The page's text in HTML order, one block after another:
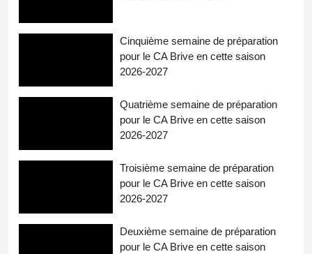
Cinquième semaine de préparation
pour le CA Brive en cette saison
2026-2027
Quatrième semaine de préparation
pour le CA Brive en cette saison
2026-2027
Troisième semaine de préparation
pour le CA Brive en cette saison
2026-2027
Deuxième semaine de préparation
pour le CA Brive en cette saison